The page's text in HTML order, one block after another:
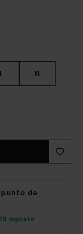
L XL
de
10 agosto